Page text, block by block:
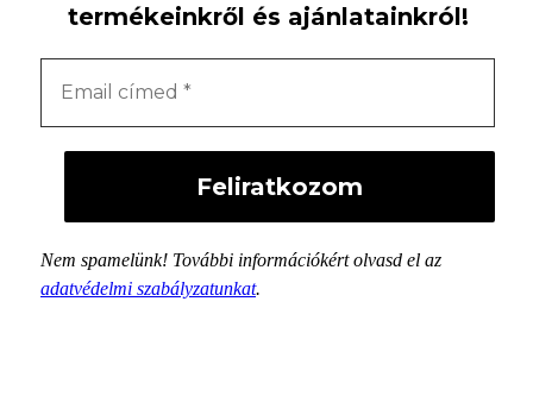
termékeinkről és ajánlatainkról!
Nem spamelünk! További információkért olvasd el az
adatvédelmi szabályzatunkat.